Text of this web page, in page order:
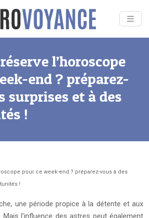
l’horoscope
end ? préparez-
surprises et à des
!
pour ce week-end ? préparez-vous à des
!
une période propice à la détente et aux
l’influence des astres peut également